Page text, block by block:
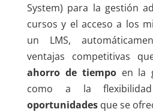
System) para la gestión
cursos y el acceso a los
un LMS,
ventajas competitivas
ahorro de tiempoen la
como a la
oportunidadesque se